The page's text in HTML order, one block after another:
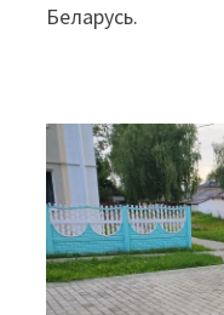
Беларусь.